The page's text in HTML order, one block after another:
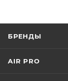
БРЕНДЫ
AIR PRO